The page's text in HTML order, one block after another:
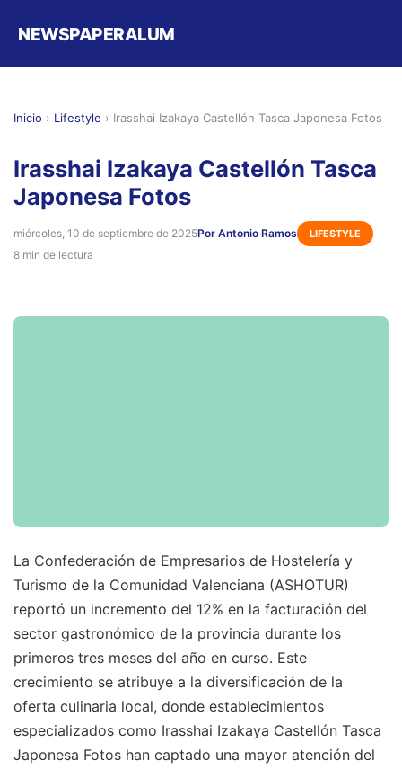
NEWSPAPERALUM
Inicio › Lifestyle › Irasshai Izakaya Castellón Tasca Japonesa Fotos
Irasshai Izakaya Castellón Tasca
Japonesa Fotos
miércoles, 10 de septiembre de 2025Por Antonio Ramos LIFESTYLE
8 min de lectura
La Confederación de Empresarios de Hostelería y
Turismo de la Comunidad Valenciana (ASHOTUR)
reportó un incremento del 12% en la facturación del
sector gastronómico de la provincia durante los
primeros tres meses del año en curso. Este
crecimiento se atribuye a la diversificación de la
oferta culinaria local, donde establecimientos
especializados como Irasshai Izakaya Castellón Tasca
Japonesa Fotos han captado una mayor atención del